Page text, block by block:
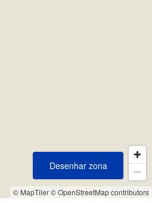
© MapTiler© OpenStreetMap contributors
Desenhar zona
Desenhar zona